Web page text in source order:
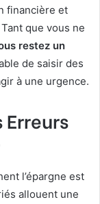
financière et
que vous ne
restez un
de saisir des
à une urgence.
Erreurs
l’épargne est
allouent une